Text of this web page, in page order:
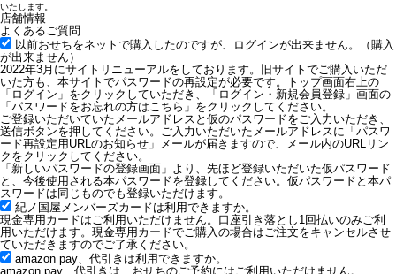
いたします。
店舗情報
よくあるご質問
以前おせちをネットで購入したのですが、ログインが出来ません。（購入
が出来ません）
2022年3月にサイトリニューアルをしております。旧サイトでご購入いただ
いた方も、本サイトでパスワードの再設定が必要です。トップ画面右上の
「ログイン」をクリックしていただき、「ログイン・新規会員登録」画面の
「パスワードをお忘れの方はこちら」をクリックしてください。
ご登録いただいていたメールアドレスと仮のパスワードをご入力いただき、
送信ボタンを押してください。ご入力いただいたメールアドレスに「パスワ
ード再設定用URLのお知らせ」メールが届きますので、メール内のURLリン
クをクリックしてください。
「新しいパスワードの登録画面」より、先ほど登録いただいた仮パスワード
と、今後使用される本パスワードを登録してください。仮パスワードと本パ
スワードは同じものでも登録いただけます。
紀ノ国屋メンバーズカードは利用できますか。
現金専用カードはご利用いただけません。 口座引き落とし1回払いのみご利
用いただけます。 現金専用カードでご購入の場合はご注文をキャンセルさせ
ていただきますのでご了承ください。
amazon pay、代引きは利用できますか。
amazon pay、代引きは、おせちのご予約にはご利用いただけません。